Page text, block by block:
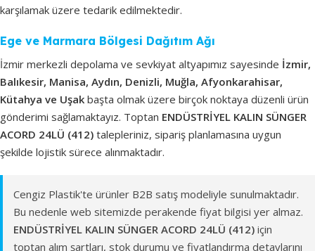
karşılamak üzere tedarik edilmektedir.
Ege ve Marmara Bölgesi Dağıtım Ağı
İzmir merkezli depolama ve sevkiyat altyapımız sayesinde İzmir,
Balıkesir, Manisa, Aydın, Denizli, Muğla, Afyonkarahisar,
Kütahya ve Uşak başta olmak üzere birçok noktaya düzenli ürün
gönderimi sağlamaktayız. Toptan ENDÜSTRİYEL KALIN SÜNGER
ACORD 24LÜ (412) talepleriniz, sipariş planlamasına uygun
şekilde lojistik sürece alınmaktadır.
Cengiz Plastik'te ürünler B2B satış modeliyle sunulmaktadır.
Bu nedenle web sitemizde perakende fiyat bilgisi yer almaz.
ENDÜSTRİYEL KALIN SÜNGER ACORD 24LÜ (412) için
toptan alım şartları, stok durumu ve fiyatlandırma detaylarını